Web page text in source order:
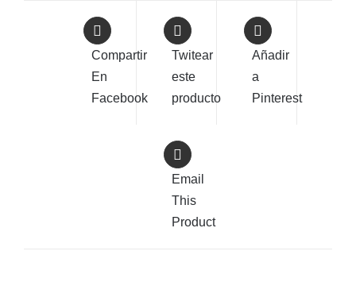
Compartir
En
Facebook
Twitear
este
producto
Añadir
a
Pinterest
Email
This
Product